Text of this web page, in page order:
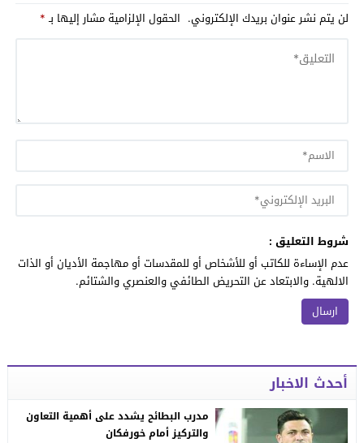
لن يتم نشر عنوان بريدك الإلكتروني. الحقول الإلزامية مشار إليها بـ*
شروط التعليق :
عدم الإساءة للكاتب أو للأشخاص أو للمقدسات أو مهاجمة الأديان أو الذات
الالهية. والابتعاد عن التحريض الطائفي والعنصري والشتائم.
أحدث الاخبار
مدرب البطائح يشدد على أهمية التعاون
والتركيز أمام خورفكان